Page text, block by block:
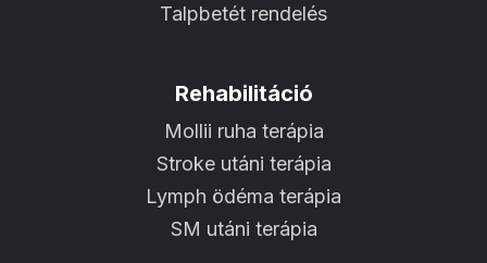
Talpbetét rendelés
Rehabilitáció
Mollii ruha terápia
Stroke utáni terápia
Lymph ödéma terápia
SM utáni terápia